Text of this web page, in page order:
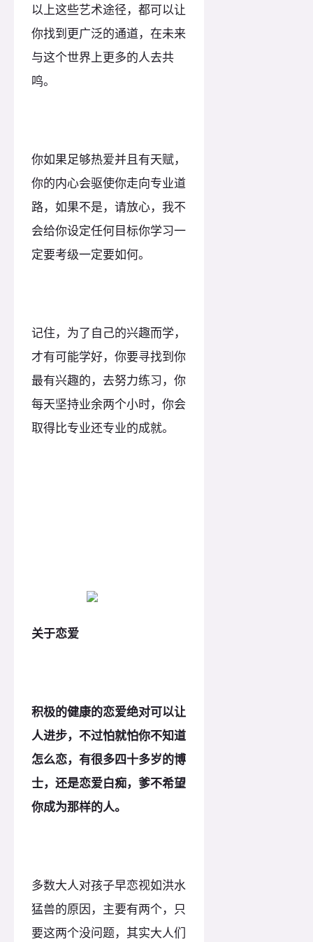
以上这些艺术途径，都可以让
你找到更广泛的通道，在未来
与这个世界上更多的人去共
鸣。
你如果足够热爱并且有天赋，
你的内心会驱使你走向专业道
路，如果不是，请放心，我不
会给你设定任何目标你学习一
定要考级一定要如何。
记住，为了自己的兴趣而学，
才有可能学好，你要寻找到你
最有兴趣的，去努力练习，你
每天坚持业余两个小时，你会
取得比专业还专业的成就。
关于恋爱
积极的健康的恋爱绝对可以让
人进步，不过怕就怕你不知道
怎么恋，有很多四十多岁的博
士，还是恋爱白痴，爹不希望
你成为那样的人。
多数大人对孩子早恋视如洪水
猛兽的原因，主要有两个，只
要这两个没问题，其实大人们